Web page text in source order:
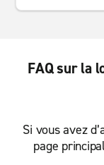
FAQ sur la
Si vous avez
page